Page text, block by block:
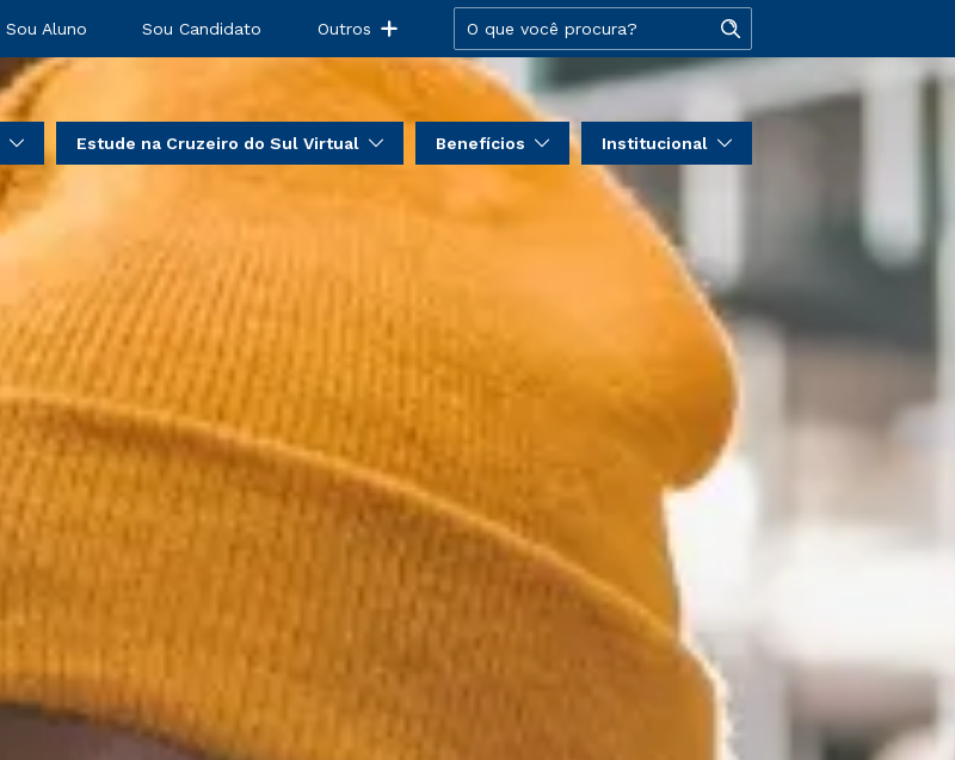
Sou Aluno Sou Candidato Outros
Estude na Cruzeiro do Sul Virtual Benefícios Institucional